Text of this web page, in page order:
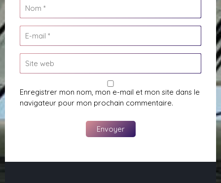
Enregistrer mon nom, mon e-mail et mon site dans le
navigateur pour mon prochain commentaire.